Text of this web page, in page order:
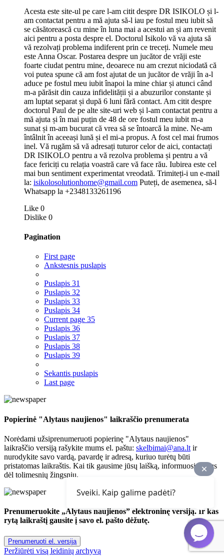
Acesta este site-ul pe care l-am citit despre DR ISIKOLO și l-
am contactat pentru a mă ajuta să-l iau pe fostul meu iubit să
se căsătorească cu mine în luna mai a acestui an și am revenit
aici pentru a posta despre el. Doctorul Isikolo vă va ajuta să
vă rezolvați problema indiferent prin ce treceți. Numele meu
este Anna Oscar. Postarea despre un jucător de vrăji este
foarte ciudat pentru mine, deoarece nu am crezut niciodată că
voi putea spune că am fost ajutat de un jucător de vrăji în a-l
aduce pe fostul meu iubit înapoi la mine chiar și atunci când
m-a părăsit din cauza infidelității și a abuzurilor constante și
am luptat separat și după 6 luni fără contact. Am citit despre
doctorul Paul de pe alte site-uri web și l-am contactat pentru a
mă ajuta și în mai puțin de 48 de ore fostul meu iubit m-a
sunat și m-am bucurat că vrea să se întoarcă la mine. Ne-am
întâlnit în aceeași lună și el mi-a propus. A fost cel mai frumos
inel. Vă rugăm să vă adresați tuturor celor de aici, contactați
DR ISIKOLO pentru a vă rezolva problema și pentru a vă
face fericiți cu relația voastră care vă face rău. Iubirea este cel
mai bun sentiment experimentat vreodată. Trimiteți-i un e-mail
la: isikolosolutionhome@gmail.com Puteți, de asemenea, să-l
Whatsapp la +2348133261196
Like 0
Dislike 0
Pagination
First page
Ankstesnis puslapis
Puslapis 31
Puslapis 32
Puslapis 33
Puslapis 34
Current page 35
Puslapis 36
Puslapis 37
Puslapis 38
Puslapis 39
Sekantis puslapis
Last page
Popierinė "Alytaus naujienos" laikraščio prenumerata
Norėdami užsiprenumeruoti popierinę "Alytaus naujienos"
laikraščio versiją rašykite mums el. paštu: skelbimai@ana.lt ir
nurodykite savo vardą, pavardę ir adresą, kuriuo turėtų būti
pristatomas laikraštis. Kai tik gausime jūsų laišką, informuosime Jus
dėl tolimesnių žingsnių.
Prenumeruokite „Alytaus naujienos” elektroninę versiją. Ir kas
rytą laikraštį gausite į savo el. pašto dėžutę.
Prenumeruoti el. versiją
Peržiūrėti visą leidinių archyvą
Sveiki. Kaip galime padėti?